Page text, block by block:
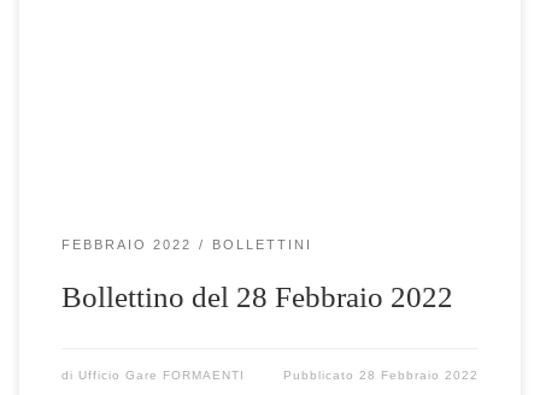
FEBBRAIO 2022 BOLLETTINI
Bollettino del 28 Febbraio 2022
di Ufficio Gare FORMAENTI Pubblicato28 Febbraio 2022